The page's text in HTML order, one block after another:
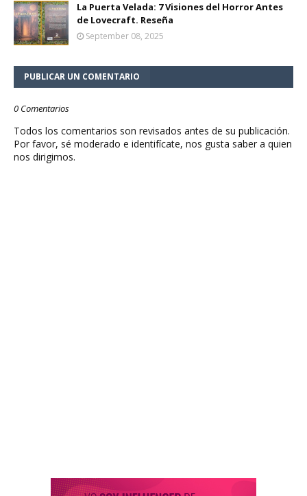
La Puerta Velada: 7 Visiones del Horror Antes
de Lovecraft. Reseña
September 08, 2025
PUBLICAR UN COMENTARIO
0 Comentarios
Todos los comentarios son revisados antes de su publicación.
Por favor, sé moderado e identifícate, nos gusta saber a quien
nos dirigimos.